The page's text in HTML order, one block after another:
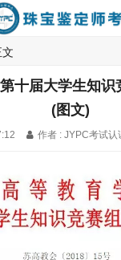
文
十届大学生知识
(图文)
作者 : JYPC考试认